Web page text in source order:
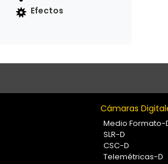
Efectos
Cámaras
Medio Formato-
SLR-D
CSC-D
Telemétricas-D